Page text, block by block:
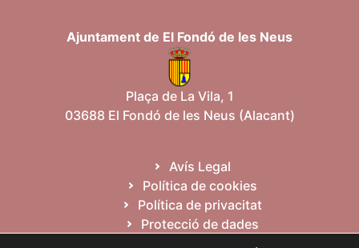
Ajuntament de El Fondó de les Neus
Plaça de La Vila, 1
03688 El Fondó de les Neus (Alacant)
Avís Legal
Política de cookies
Política de privacitat
Protecció de dades